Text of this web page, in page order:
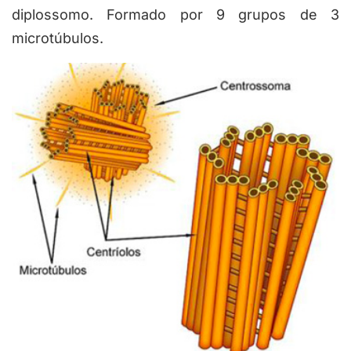
diplossomo. Formado por 9 grupos de 3
microtúbulos.